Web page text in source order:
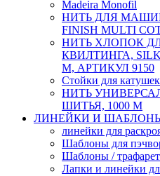
Мadeira Monofil
НИТЬ ДЛЯ
FINISH MULTI
НИТЬ ХЛОПОК
КВИЛТИНГА,
М, АРТИКУЛ 9150
Стойки для катушек
НИТЬ
ШИТЬЯ, 1000 М
ЛИНЕЙКИ И
линейки для
Шаблоны для
Шаблоны /
Лапки и линейки